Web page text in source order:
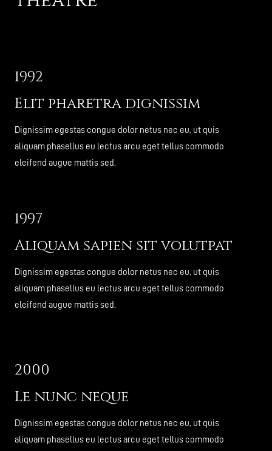
1992
Elit pharetra dignissim
Dignissim egestas congue dolor netus nec eu, ut quis
aliquam phasellus eu lectus arcu eget tellus commodo
eleifend augue mattis sed.
1997
Aliquam sapien sit volutpat
Dignissim egestas congue dolor netus nec eu, ut quis
aliquam phasellus eu lectus arcu eget tellus commodo
eleifend augue mattis sed.
2000
Le nunc neque
Dignissim egestas congue dolor netus nec eu, ut quis
aliquam phasellus eu lectus arcu eget tellus commodo